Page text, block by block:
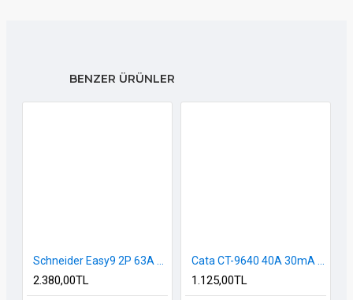
BENZER ÜRÜNLER
2.380,00TL 1.125,00TL